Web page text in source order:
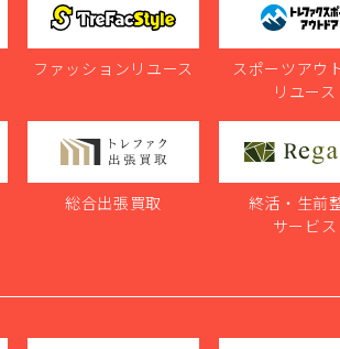
ファッションリユース
スポーツアウ
リユース
総合出張買取
終活・生前
サービス